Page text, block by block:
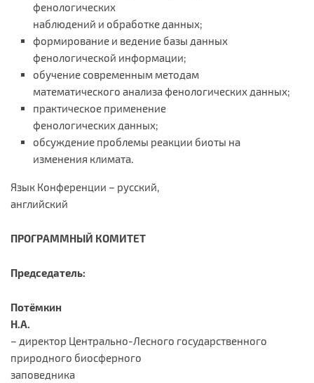
фенологических
наблюдений и обработке данных;
формирование и ведение базы данных
фенологической информации;
обучение современным методам
математического анализа фенологических данных;
практическое применение
фенологических данных;
обсуждение проблемы реакции биоты на
изменения климата.
Язык Конференции – русский,
английский
ПРОГРАММНЫЙ КОМИТЕТ
Председатель:
Потёмкин
Н.А.
– директор Центрально-Лесного государственного
природного биосферного
заповедника